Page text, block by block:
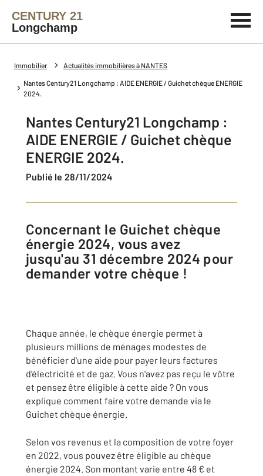
CENTURY 21
Longchamp
Immobilier Actualités immobilières à NANTES
Nantes Century21 Longchamp : AIDE ENERGIE / Guichet chèque ENERGIE
2024.
Nantes Century21 Longchamp :
AIDE ENERGIE / Guichet chèque
ENERGIE 2024.
Publié le 28/11/2024
Concernant le Guichet chèque
énergie 2024, vous avez
jusqu'au 31 décembre 2024 pour
demander votre chèque !
Chaque année, le chèque énergie permet à
plusieurs millions de ménages modestes de
bénéficier d'une aide pour payer leurs factures
d'électricité et de gaz. Vous n'avez pas reçu le vôtre
et pensez être éligible à cette aide ? On vous
explique comment faire votre demande via le
Guichet chèque énergie.
Selon vos revenus et la composition de votre foyer
en 2022, vous pouvez être éligible au chèque
énergie 2024. Son montant varie entre 48 € et